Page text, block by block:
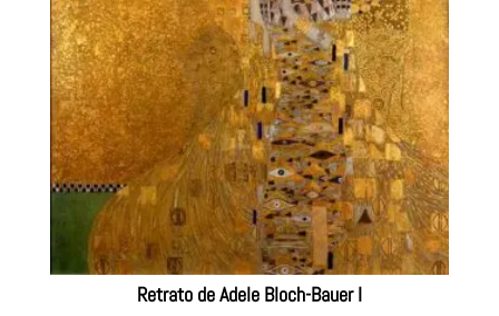
Retrato de Adele Bloch-Bauer I